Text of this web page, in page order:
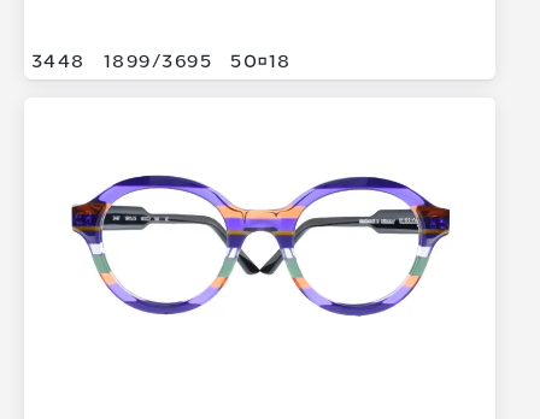
3448 1899/3695 5018